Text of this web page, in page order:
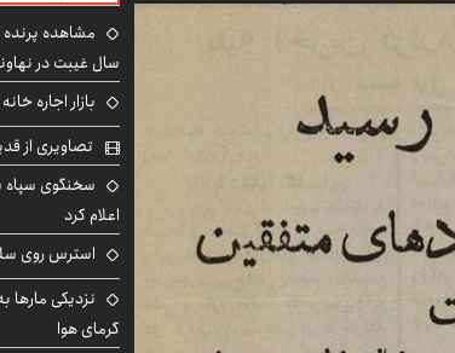
سال غیبت در
بازار اجاره
تصاویری از
سخنگوی سپاه
اعلام کرد
استرس روی
نزدیکی
گرمای هوا